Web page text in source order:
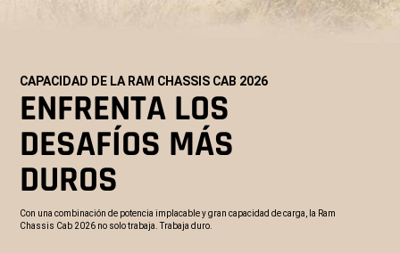
CAPACIDAD DE LA RAM CHASSIS CAB 2026
ENFRENTA LOS
DESAFÍOS MÁS
DUROS
Con una combinación de potencia implacable y gran capacidad de carga, la Ram
Chassis Cab 2026 no solo trabaja. Trabaja duro.